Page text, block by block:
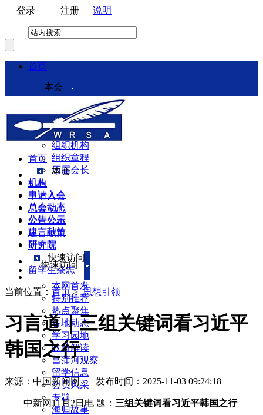
登录 | 注册 |说明
首页
本会
本会介绍
领导机构
理事会
组织机构
组织章程
历届会长
机构
申请入会
总会动态
公告公示
建言献策
研究院
快速访问
本网首发
特别推荐
热点聚焦
各地动态
学习园地
政策解读
菖蒲河观察
留学信息
会员风采
专题
海归故事
首页
本会
机构
申请入会
总会动态
公告公示
建言献策
研究院
快速访问
留学生杂志
当前位置： 首页>思想引领
习言道｜三组关键词看习近平
韩国之行
来源：中国新闻网 | 发布时间：2025-11-03 09:24:18
中新网11月2日电 题： 三组关键词看习近平韩国之行